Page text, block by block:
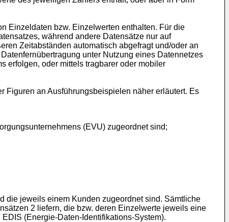
Einzeldaten bzw. Einzelwerten enthalten. Für die
während andere Datensätze nur auf
Zeitabständen automatisch abgefragt und/oder an
unter Nutzung eines Datennetzes
erfolgen, oder mittels tragbarer oder mobiler
Figuren an Ausführungsbeispielen näher erläutert. Es
(EVU) zugeordnet sind;
die jeweils einem Kunden zugeordnet sind. Sämtliche
2 liefern, die bzw. deren Einzelwerte jeweils eine
(Energie-Daten-Identifikations-System).